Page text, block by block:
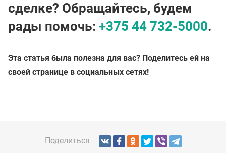
сделке? Обращайтесь, будем
рады помочь: +375 44 732-5000.
Эта статья была полезна для вас? Поделитесь ей на
своей странице в социальных сетях!
Поделиться